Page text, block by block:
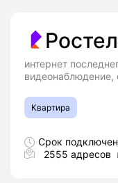
интернет
видеонаблюдение,
Квартира
Срок
2555 адресов